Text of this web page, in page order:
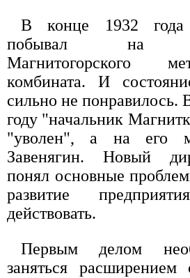
В конце 1932 года
побывал на
Магнитогорского
комбината. И
сильно не
году "начальник
"уволен", а на его
Завенягин. Новый
понял основные
развитие
действовать.
Первым делом
заняться расширением